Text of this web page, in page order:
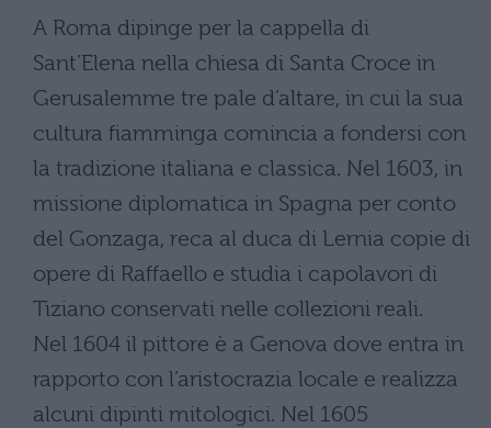
A Roma dipinge per la cappella di
Sant’Elena nella chiesa di Santa Croce in
Gerusalemme tre pale d’altare, in cui la sua
cultura fiamminga comincia a fondersi con
la tradizione italiana e classica. Nel 1603, in
missione diplomatica in Spagna per conto
del Gonzaga, reca al duca di Lernia copie di
opere di Raffaello e studia i capolavori di
Tiziano conservati nelle collezioni reali.
Nel 1604 il pittore è a Genova dove entra in
rapporto con l’aristocrazia locale e realizza
alcuni dipinti mitologici. Nel 1605